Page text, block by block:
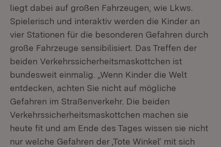
liegt dabei auf großen Fahrzeugen, wie Lkws.
Spielerisch und interaktiv werden die Kinder an
vier Stationen für die besonderen Gefahren durch
große Fahrzeuge sensibilisiert. Das Treffen der
beiden Verkehrssicherheitsmaskottchen ist
bundesweit einmalig. „Wenn Kinder die Welt
entdecken, achten Sie nicht auf mögliche
Gefahren im Straßenverkehr. Die beiden
Verkehrssicherheitsmaskottchen machen sie
heute fit und am Ende des Tages wissen sie nicht
nur welche Gefahren der ‚Tote Winkel‘ mit sich